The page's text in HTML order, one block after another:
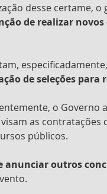
desse certame,
de realizar novos
de seleções
o Governo
visam as
públicos.
outros